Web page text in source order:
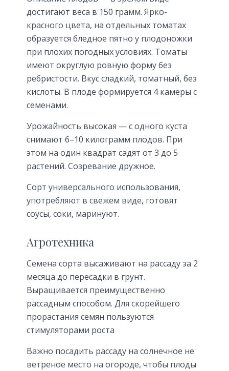
достигают веса в 150 грамм. Ярко-
красного цвета, на отдельных томатах
образуется бледное пятно у плодоножки
при плохих погодных условиях. Томаты
имеют округлую ровную форму без
ребристости. Вкус сладкий, томатный, без
кислоты. В плоде формируется 4 камеры с
семенами.
Урожайность высокая — с одного куста
снимают 6–10 килограмм плодов. При
этом на один квадрат садят от 3 до 5
растений. Созревание дружное.
Сорт универсального использования,
употребляют в свежем виде, готовят
соусы, соки, маринуют.
Агротехника
Семена сорта высаживают на рассаду за 2
месяца до пересадки в грунт.
Выращивается преимущественно
рассадным способом. Для скорейшего
прорастания семян пользуются
стимуляторами роста
Важно посадить рассаду на солнечное не
ветреное место на огороде, чтобы плоды